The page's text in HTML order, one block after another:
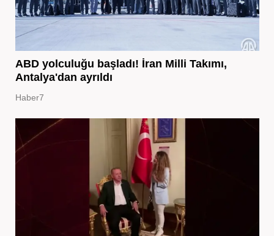
ABD yolculuğu başladı! İran Milli Takımı,
Antalya'dan ayrıldı
Haber7